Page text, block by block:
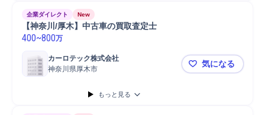
企業ダイレクト New
【神奈川/厚木】中古車の買取査定士
400~800万
カーロテック株式会社
神奈川県厚木市
【神奈川/厚
気になる
もっと見る